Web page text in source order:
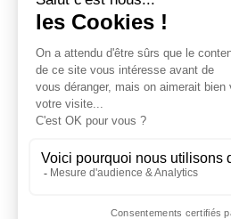
INSTALLATEUR VELUX